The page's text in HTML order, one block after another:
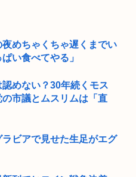
夜めちゃくちゃ遅くまでい
い食べてやる」
認めない？30年続くモス
市議とムスリムは「直
ラビアで見せた生足がエグ